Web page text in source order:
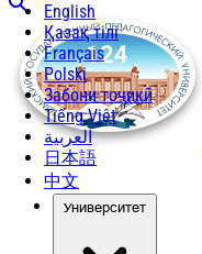
English
Қазақ тілі
Français
Polski
Забони тоҷикӣ
Tiếng Việt
العربية
日本語
中文
Университет